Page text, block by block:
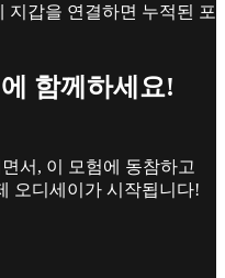
지갑을 연결하면 누적된 포
함께하세요!
서, 이 모험에 동참하고
오디세이가 시작됩니다!